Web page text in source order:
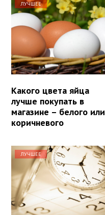
ЛУЧШЕЕ
Какого цвета яйца
лучше покупать в
магазине – белого или
коричневого
ЛУЧШЕЕ